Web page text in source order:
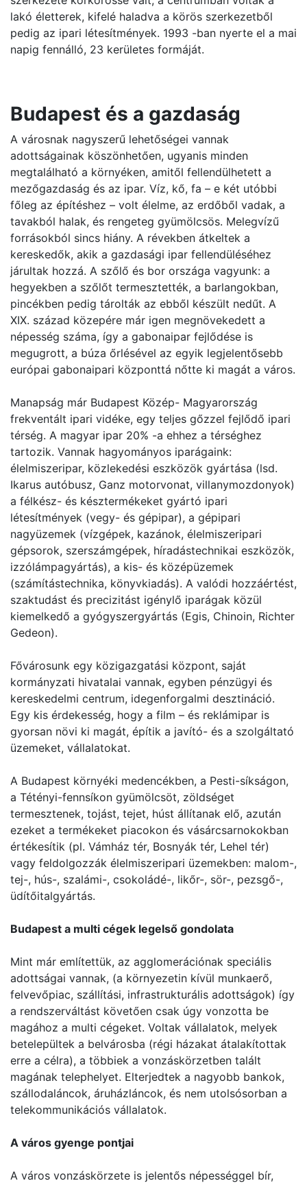
lakó életterek, kifelé haladva a körös szerkezetből
pedig az ipari létesítmények. 1993 -ban nyerte el a mai
napig fennálló, 23 kerületes formáját.
Budapest és a gazdaság
A városnak nagyszerű lehetőségei vannak
adottságainak köszönhetően, ugyanis minden
megtalálható a környéken, amitől fellendülhetett a
mezőgazdaság és az ipar. Víz, kő, fa – e két utóbbi
főleg az építéshez – volt élelme, az erdőből vadak, a
tavakból halak, és rengeteg gyümölcsös. Melegvízű
forrásokból sincs hiány. A révekben átkeltek a
kereskedők, akik a gazdasági ipar fellendüléséhez
járultak hozzá. A szőlő és bor országa vagyunk: a
hegyekben a szőlőt termesztették, a barlangokban,
pincékben pedig tárolták az ebből készült nedűt. A
XIX. század közepére már igen megnövekedett a
népesség száma, így a gabonaipar fejlődése is
megugrott, a búza őrlésével az egyik legjelentősebb
európai gabonaipari központtá nőtte ki magát a város.
Manapság már Budapest Közép- Magyarország
frekventált ipari vidéke, egy teljes gőzzel fejlődő ipari
térség. A magyar ipar 20% -a ehhez a térséghez
tartozik. Vannak hagyományos iparágaink:
élelmiszeripar, közlekedési eszközök gyártása (lsd.
Ikarus autóbusz, Ganz motorvonat, villanymozdonyok)
a félkész- és késztermékeket gyártó ipari
létesítmények (vegy- és gépipar), a gépipari
nagyüzemek (vízgépek, kazánok, élelmiszeripari
gépsorok, szerszámgépek, híradástechnikai eszközök,
izzólámpagyártás), a kis- és középüzemek
(számítástechnika, könyvkiadás). A valódi hozzáértést,
szaktudást és precizitást igénylő iparágak közül
kiemelkedő a gyógyszergyártás (Egis, Chinoin, Richter
Gedeon).
Fővárosunk egy közigazgatási központ, saját
kormányzati hivatalai vannak, egyben pénzügyi és
kereskedelmi centrum, idegenforgalmi desztináció.
Egy kis érdekesség, hogy a film – és reklámipar is
gyorsan növi ki magát, építik a javító- és a szolgáltató
üzemeket, vállalatokat.
A Budapest környéki medencékben, a Pesti-síkságon,
a Tétényi-fennsíkon gyümölcsöt, zöldséget
termesztenek, tojást, tejet, húst állítanak elő, azután
ezeket a termékeket piacokon és vásárcsarnokokban
értékesítik (pl. Vámház tér, Bosnyák tér, Lehel tér)
vagy feldolgozzák élelmiszeripari üzemekben: malom-,
tej-, hús-, szalámi-, csokoládé-, likőr-, sör-, pezsgő-,
üdítőitalgyártás.
Budapest a multi cégek legelső gondolata
Mint már említettük, az agglomerációnak speciális
adottságai vannak, (a környezetin kívül munkaerő,
felvevőpiac, szállítási, infrastrukturális adottságok) így
a rendszerváltást követően csak úgy vonzotta be
magához a multi cégeket. Voltak vállalatok, melyek
betelepültek a belvárosba (régi házakat átalakítottak
erre a célra), a többiek a vonzáskörzetben talált
magának telephelyet. Elterjedtek a nagyobb bankok,
szállodaláncok, áruházláncok, és nem utolsósorban a
telekommunikációs vállalatok.
A város gyenge pontjai
A város vonzáskörzete is jelentős népességgel bír,